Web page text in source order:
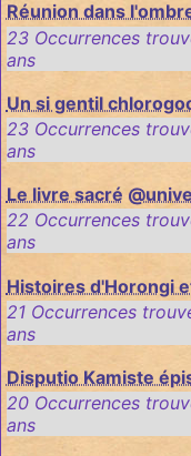
Réunion dans
23 Occurrences
ans
Un si gentil
23 Occurrences
ans
Le livre sacré
22 Occurrences
ans
Histoires d'Horongi
21 Occurrences
ans
Disputio Kamiste
20 Occurrences
ans